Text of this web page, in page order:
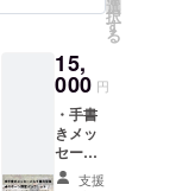
を書き
お送り
いたし
ます）
・リ
ターン
限定パ
ンフ
選
択
す
る
15,
000 円
・手書
きメッ
セージ
入り集
支援